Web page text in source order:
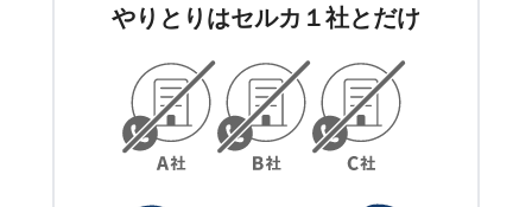
やりとりはセルカ１社とだけ